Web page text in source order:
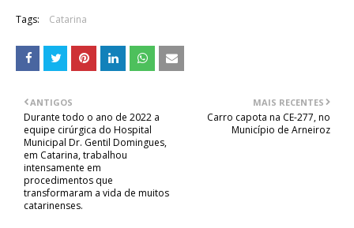
Tags: Catarina
MAIS RECENTES
Carro capota na CE-277, no
Município de Arneiroz
ANTIGOS
Durante todo o ano de 2022 a
equipe cirúrgica do Hospital
Municipal Dr. Gentil Domingues,
em Catarina, trabalhou
intensamente em
procedimentos que
transformaram a vida de muitos
catarinenses.